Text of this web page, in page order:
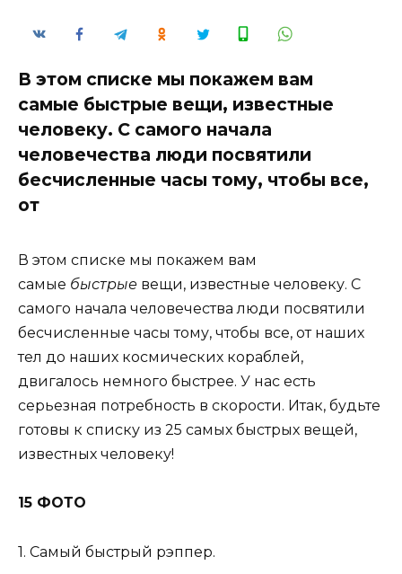
В этом списке мы покажем вам
самые быстрые вещи, известные
человеку. С самого начала
человечества люди посвятили
бесчисленные часы тому, чтобы все,
от
В этом списке мы покажем вам
самые быстрые вещи, известные человеку. С
самого начала человечества люди посвятили
бесчисленные часы тому, чтобы все, от наших
тел до наших космических кораблей,
двигалось немного быстрее. У нас есть
серьезная потребность в скорости. Итак, будьте
готовы к списку из 25 самых быстрых вещей,
известных человеку!
15 ФОТО
1. Самый быстрый рэппер.